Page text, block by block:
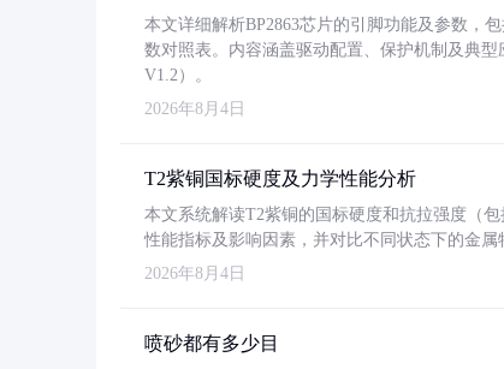
本文详细解析BP2863芯片的引脚功能及参数，
数对照表。内容涵盖驱动配置、保护机制及典
V1.2）。
2026年8月4日
T2紫铜国标硬度及力学性能分析
本文系统解读T2紫铜的国标硬度和抗拉强度（
性能指标及影响因素，并对比不同状态下的金属
2026年8月4日
喷砂都有多少目